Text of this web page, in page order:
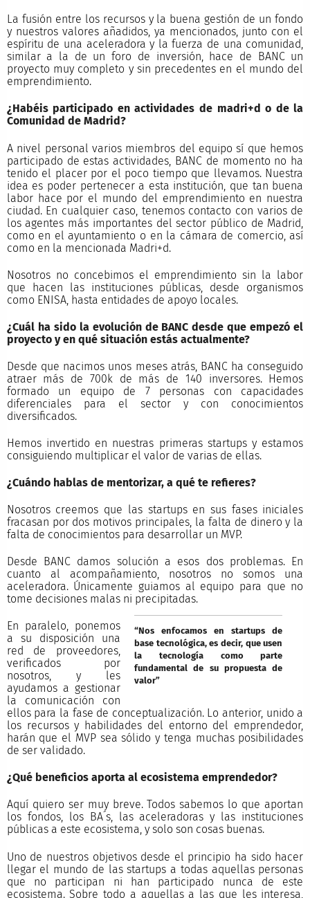
La fusión entre los recursos y la buena gestión de un fondo
y nuestros valores añadidos, ya mencionados, junto con el
espíritu de una aceleradora y la fuerza de una comunidad,
similar a la de un foro de inversión, hace de BANC un
proyecto muy completo y sin precedentes en el mundo del
emprendimiento.
¿Habéis participado en actividades de madri+d o de la
Comunidad de Madrid?
A nivel personal varios miembros del equipo sí que hemos
participado de estas actividades, BANC de momento no ha
tenido el placer por el poco tiempo que llevamos. Nuestra
idea es poder pertenecer a esta institución, que tan buena
labor hace por el mundo del emprendimiento en nuestra
ciudad. En cualquier caso, tenemos contacto con varios de
los agentes más importantes del sector público de Madrid,
como en el ayuntamiento o en la cámara de comercio, así
como en la mencionada Madri+d.
Nosotros no concebimos el emprendimiento sin la labor
que hacen las instituciones públicas, desde organismos
como ENISA, hasta entidades de apoyo locales.
¿Cuál ha sido la evolución de BANC desde que empezó el
proyecto y en qué situación estás actualmente?
Desde que nacimos unos meses atrás, BANC ha conseguido
atraer más de 700k de más de 140 inversores. Hemos
formado un equipo de 7 personas con capacidades
diferenciales para el sector y con conocimientos
diversificados.
Hemos invertido en nuestras primeras startups y estamos
consiguiendo multiplicar el valor de varias de ellas.
¿Cuándo hablas de mentorizar, a qué te refieres?
Nosotros creemos que las startups en sus fases iniciales
fracasan por dos motivos principales, la falta de dinero y la
falta de conocimientos para desarrollar un MVP.
Desde BANC damos solución a esos dos problemas. En
cuanto al acompañamiento, nosotros no somos una
aceleradora. Únicamente guiamos al equipo para que no
tome decisiones malas ni precipitadas.
“Nos enfocamos en startups de
base tecnológica, es decir, que usen
la tecnología como parte
fundamental de su propuesta de
valor”
En paralelo, ponemos
a su disposición una
red de proveedores,
verificados por
nosotros, y les
ayudamos a gestionar
la comunicación con
ellos para la fase de conceptualización. Lo anterior, unido a
los recursos y habilidades del entorno del emprendedor,
harán que el MVP sea sólido y tenga muchas posibilidades
de ser validado.
¿Qué beneficios aporta al ecosistema emprendedor?
Aquí quiero ser muy breve. Todos sabemos lo que aportan
los fondos, los BA´s, las aceleradoras y las instituciones
públicas a este ecosistema, y solo son cosas buenas.
Uno de nuestros objetivos desde el principio ha sido hacer
llegar el mundo de las startups a todas aquellas personas
que no participan ni han participado nunca de este
ecosistema. Sobre todo a aquellas a las que les interesa,